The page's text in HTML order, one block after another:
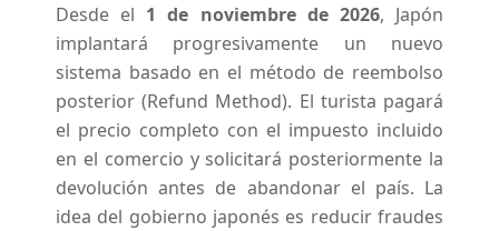
Desde el 1 de noviembre de 2026, Japón
implantará progresivamente un nuevo
sistema basado en el método de reembolso
posterior (Refund Method). El turista pagará
el precio completo con el impuesto incluido
en el comercio y solicitará posteriormente la
devolución antes de abandonar el país. La
idea del gobierno japonés es reducir fraudes